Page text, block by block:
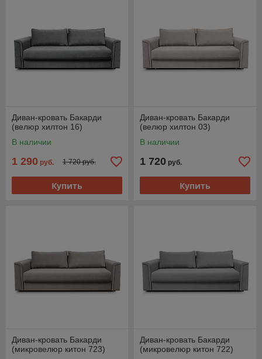
Диван-кровать Бакарди
(велюр хилтон 16)
В наличии
1 290 руб. 1 720 руб.
Купить
Диван-кровать Бакарди
(велюр хилтон 03)
В наличии
1 720 руб.
Купить
Диван-кровать Бакарди
(микровелюр китон 723)
Диван-кровать Бакарди
(микровелюр китон 722)